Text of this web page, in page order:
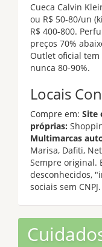
Cueca Calvin
ou R$ 50-80/un
R$ 400-800.
preços 70%
Outlet oficial tem
nunca 80-90%.
Locais
Compre em: Site
próprias:
Multimarcas
Marisa, Dafiti,
Sempre original.
desconhecidos,
sociais sem CNPJ.